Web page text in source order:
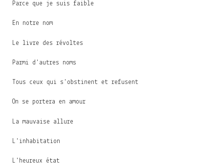
Parce que je suis faible
En notre nom
Le livre des révoltes
Parmi d'autres noms
Tous ceux qui s'obstinent et refusent
On se portera en amour
La mauvaise allure
L'inhabitation
L'heureux état